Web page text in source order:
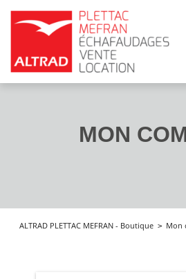
MON
ALTRAD PLETTAC MEFRAN - Boutique Mon
Panneau de gestion des cookies